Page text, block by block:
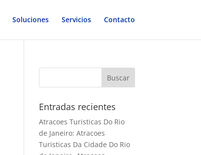
Soluciones Servicios Contacto
Entradas recientes
Atracoes Turisticas Do Rio
de Janeiro: Atracoes
Turisticas Da Cidade Do Rio